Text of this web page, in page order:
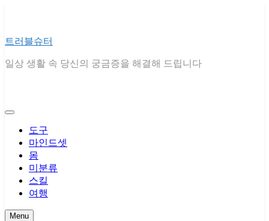
트러블슈터
일상 생활 속 당신의 궁금증을 해결해 드립니다
도구
마인드셋
몸
미분류
스킬
여행
Menu